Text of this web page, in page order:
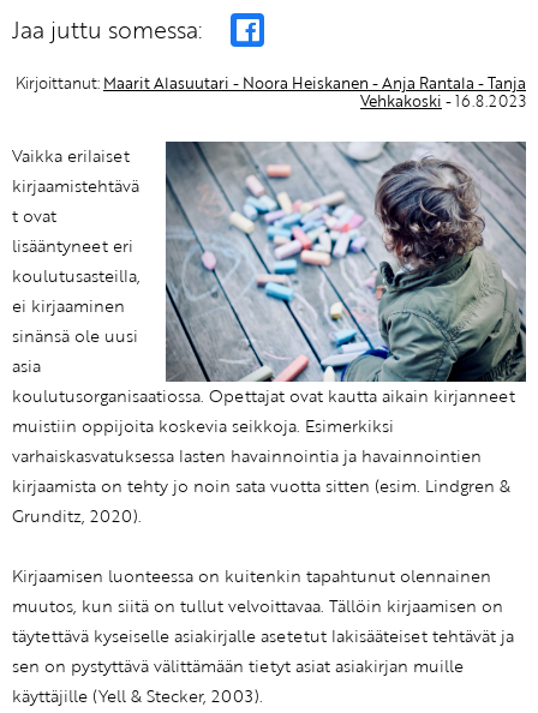
Jaa juttu somessa:
Kirjoittanut: Maarit Alasuutari - Noora Heiskanen - Anja Rantala - Tanja
Vehkakoski - 16.8.2023
Vaikka erilaiset
kirjaamistehtävä
t ovat
lisääntyneet eri
koulutusasteilla,
ei kirjaaminen
sinänsä ole uusi
asia
koulutusorganisaatiossa. Opettajat ovat kautta aikain kirjanneet
muistiin oppijoita koskevia seikkoja. Esimerkiksi
varhaiskasvatuksessa lasten havainnointia ja havainnointien
kirjaamista on tehty jo noin sata vuotta sitten (esim. Lindgren &
Grunditz, 2020).
Kirjaamisen luonteessa on kuitenkin tapahtunut olennainen
muutos, kun siitä on tullut velvoittavaa. Tällöin kirjaamisen on
täytettävä kyseiselle asiakirjalle asetetut lakisääteiset tehtävät ja
sen on pystyttävä välittämään tietyt asiat asiakirjan muille
käyttäjille (Yell & Stecker, 2003).